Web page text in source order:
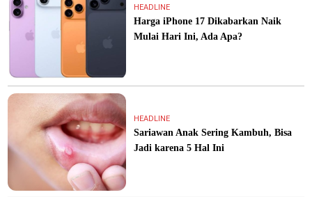
HEADLINE
Harga iPhone 17 Dikabarkan Naik
Mulai Hari Ini, Ada Apa?
HEADLINE
Sariawan Anak Sering Kambuh, Bisa
Jadi karena 5 Hal Ini